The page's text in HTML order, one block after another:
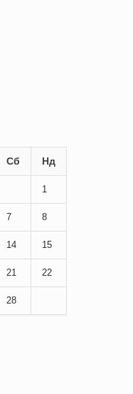
Сб Нд
1
7 8
14 15
21 22
28